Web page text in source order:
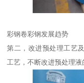
彩钢卷彩钢发展趋势
第二，改进预处理工艺
工艺，不断改进预处理液